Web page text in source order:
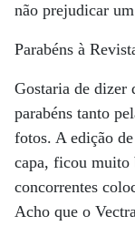
não prejudicar
Parabéns à
Gostaria de dizer
parabéns tanto
fotos. A edição
capa, ficou muito
concorrentes
Acho que o